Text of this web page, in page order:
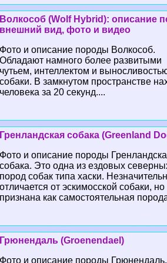
Волкособ (Wolf Hybrid): описание
внешний вид, фото и видео
Фото и описание породы Волкособ.
Обладают намного более развитыми
чутьем, интеллектом и
собаки. В замкнутом прострaнcтве
человека за 20 секунд....
Гренландская собака (Greenland
Фото и описание породы
собака. Это одна из ездовых
пород собак типа хаски.
отличается от эскимосской собаки, но
признана как самостоятельная
Грюнендаль (Groenendael)
Фото и описание породы Грюнендаль.